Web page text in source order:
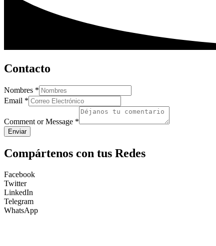
Contacto
Nombres *
Email *
Comment or Message *
Enviar
Compártenos con tus Redes
Facebook
Twitter
LinkedIn
Telegram
WhatsApp